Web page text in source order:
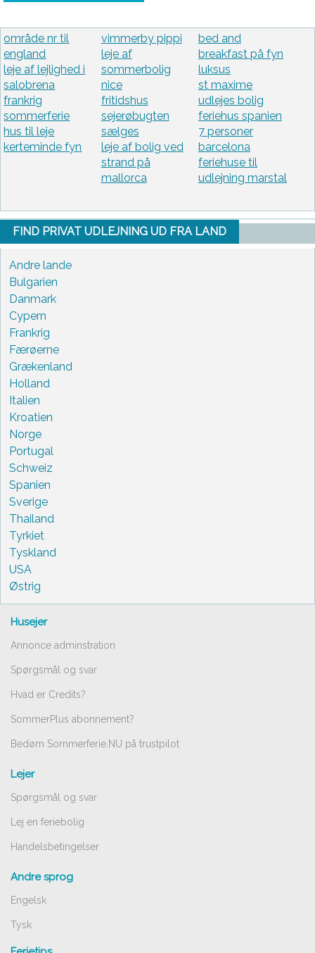
område nr til
england
leje af lejlighed i
salobrena
frankrig
sommerferie
hus til leje
kerteminde fyn
vimmerby pippi
leje af
sommerbolig
nice
fritidshus
sejerøbugten
sælges
leje af bolig ved
strand på
mallorca
bed and
breakfast på fyn
luksus
st maxime
udlejes bolig
feriehus spanien
7 personer
barcelona
feriehuse til
udlejning marstal
FIND PRIVAT UDLEJNING UD FRA LAND
Andre lande
Bulgarien
Danmark
Cypern
Frankrig
Færøerne
Grækenland
Holland
Italien
Kroatien
Norge
Portugal
Schweiz
Spanien
Sverige
Thailand
Tyrkiet
Tyskland
USA
Østrig
Husejer
Annonce adminstration
Spørgsmål og svar
Hvad er Credits?
SommerPlus abonnement?
Bedøm Sommerferie.NU på trustpilot
Lejer
Spørgsmål og svar
Lej en feriebolig
Handelsbetingelser
Andre sprog
Engelsk
Tysk